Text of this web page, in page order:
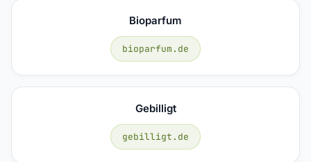
Bioparfum
bioparfum.de
Gebilligt
gebilligt.de